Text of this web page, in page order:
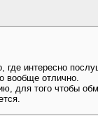
интересно
вообще отлично.
для того чтобы